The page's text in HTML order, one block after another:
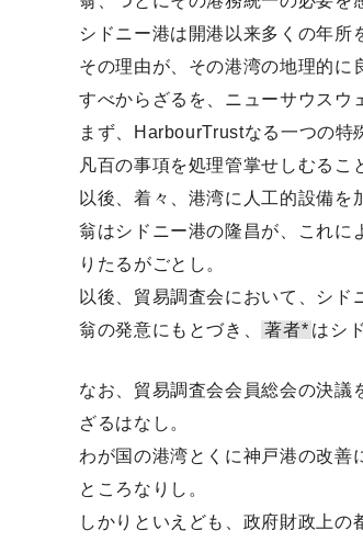
シドニー港は開港以来多くの年所
その理由が、その港湾の地理的に
すべからざるを、ニューサウスウ
まず、HarbourTrustなる一つの
凡百の事項を処理管掌せしむるこ
以後、着々、港湾に人工的設備を
翁はシドニー港の隆昌が、これに
りたるがごとし。
以後、貿易調査会において、シド
翁の発意にもとづき、
著者* はシ
なお、貿易調査会会員総会の決議
ざるはなし。
わが国の港湾とくに神戸港の改善
ところなりし。
しかりといえども、政府財政上の